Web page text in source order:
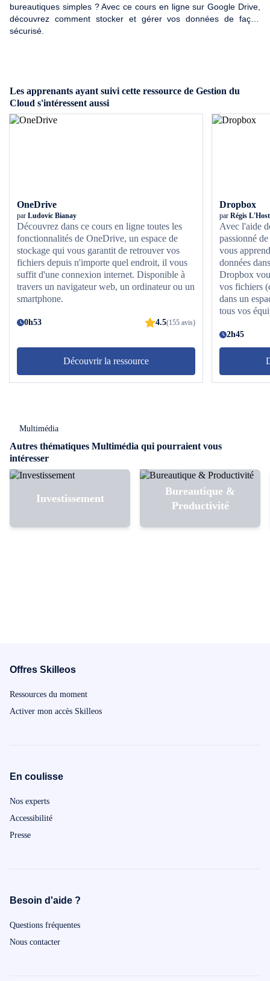
bureautiques simples ? Avec ce cours en ligne sur Google Drive,
découvrez comment stocker et gérer vos données de façon
sécurisé.
Les apprenants ayant suivi cette ressource de Gestion du
Cloud s'intéressent aussi
OneDrive
par Ludovic Bianay
Découvrez dans ce cours en ligne toutes les
fonctionnalités de OneDrive, un espace de
stockage qui vous garantit de retrouver vos
fichiers depuis n'importe quel endroit, il vous
suffit d'une connexion internet. Disponible à
travers un navigateur web, un ordinateur ou un
smartphone.
0h53 4.5(155 avis)
Découvrir la ressource
Dropbox
par Régis
Avec l'aide
passionné
vous
données
Dropbox
vos fichiers
dans un
tous vos
utiliser
fichier
écran, que
tablette ou
en ligne,
pas à
votre
seront
différents
consolider
2h45
Multimédia
Autres thématiques Multimédia qui pourraient vous
intéresser
Investissement
Bureautique &
Productivité
Offres Skilleos
Ressources du moment
Activer mon accès Skilleos
En coulisse
Nos experts
Accessibilité
Presse
Besoin d'aide ?
Questions fréquentes
Nous contacter